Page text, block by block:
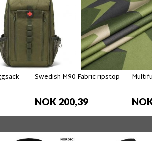
- Swedish M90 Fabric ripstop
NOK 200,39 NOK